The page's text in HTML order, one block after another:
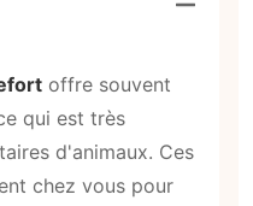
offre souvent
qui est très
d'animaux. Ces
chez vous pour